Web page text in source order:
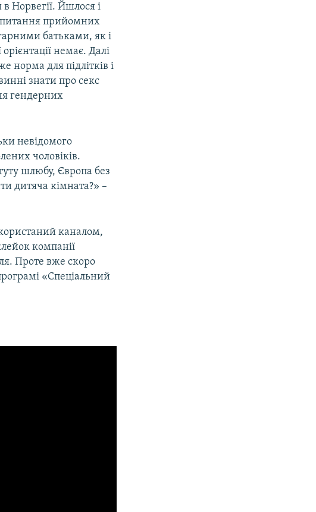
Норвегії. Йшлося і
питання прийомних
батьками, як і
немає. Далі
норма для підлітків і
знати про секс
гендерних
невідомого
чоловіків.
шлюбу, Європа без
дитяча кімната?» –
каналом,
компанії
Проте вже скоро
«Спеціальний